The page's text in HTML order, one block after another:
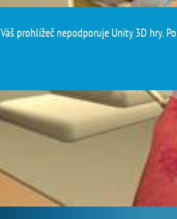
Váš prohlížeč nepodporuje Unity 3D hry.